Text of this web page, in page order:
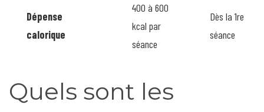
Dépense
calorique
400 à 600
kcal par
séance
Dès la 1re
séance
Quels sont les